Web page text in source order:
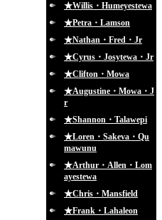
★Willis・Humeyestewa
★Petra・Lamson
★Nathan・Fred・Jr
★Cyrus・Josytewa・Jr
★Clifton・Mowa
★Augustine・Mowa・J
r
★Shannon・Talawepi
★Loren・Sakeva・Qu
mawunu
★Arthur・Allen・Lom
ayestewa
★Chris・Mansfield
★Frank・Lahaleon